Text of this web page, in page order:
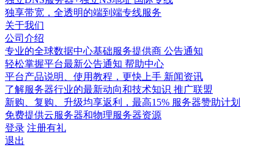
独享带宽，全透明的端到端专线服务
关于我们
公司介绍
专业的全球数据中心基础服务提供商 公告通知
轻松掌握平台最新公告通知 帮助中心
平台产品说明、使用教程，更快上手 新闻资讯
了解服务器行业的最新动向和技术知识 推广联盟
新购、复购、升级均享返利，最高15% 服务器赞助计划
免费提供云服务器和物理服务器资源
登录 注册有礼
退出